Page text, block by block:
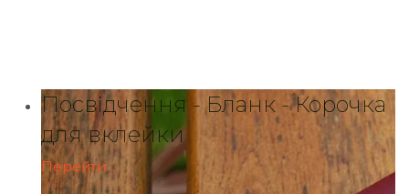
Посвідчення - Бланк - Корочка
для вклейки
Перейти ...